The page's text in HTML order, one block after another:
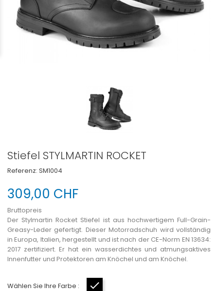
Stiefel STYLMARTIN ROCKET
Referenz: SM1004
309,00 CHF
Bruttopreis
Der Stylmartin Rocket Stiefel ist aus hochwertigem Full-Grain-
Greasy-Leder gefertigt. Dieser Motorradschuh wird vollständig
in Europa, Italien, hergestellt und ist nach der CE-Norm EN 13634:
2017 zertifiziert. Er hat ein wasserdichtes und atmungsaktives
Innenfutter und Protektoren am Knöchel und am Knöchel.
Wählen Sie Ihre Farbe :